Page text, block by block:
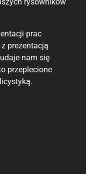
rysowników
prac
prezentacją
nam się
przeplecione